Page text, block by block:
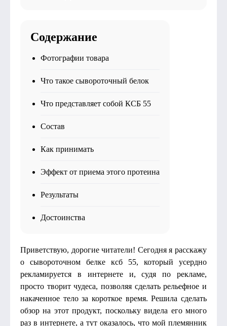
Содержание
Фотографии товара
Что такое сывороточный белок
Что представляет собой КСБ 55
Состав
Как принимать
Эффект от приема этого протеина
Результаты
Достоинства
Приветствую, дорогие читатели! Сегодня я расскажу
о сывороточном белке ксб 55, который усердно
рекламируется в интернете и, судя по рекламе,
просто творит чудеса, позволяя сделать рельефное и
накаченное тело за короткое время. Решила сделать
обзор на этот продукт, поскольку видела его много
раз в интернете, а тут оказалось, что мой племянник